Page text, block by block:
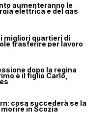
aumenteranno le
elettrica e del gas
migliori quartieri di
trasferire per lavoro
dopo la regina
è il figlio Carlo,
cosa succederà se la
in Scozia